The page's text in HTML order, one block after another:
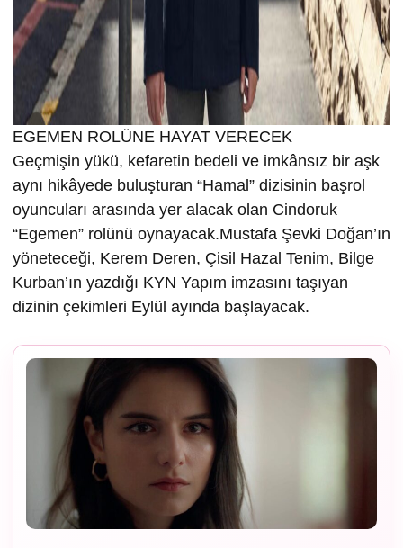
EGEMEN ROLÜNE HAYAT VERECEK
Geçmişin yükü, kefaretin bedeli ve imkânsız bir aşk
aynı hikâyede buluşturan “Hamal” dizisinin başrol
oyuncuları arasında yer alacak olan Cindoruk
“Egemen” rolünü oynayacak.Mustafa Şevki Doğan’ın
yöneteceği, Kerem Deren, Çisil Hazal Tenim, Bilge
Kurban’ın yazdığı KYN Yapım imzasını taşıyan
dizinin çekimleri Eylül ayında başlayacak.